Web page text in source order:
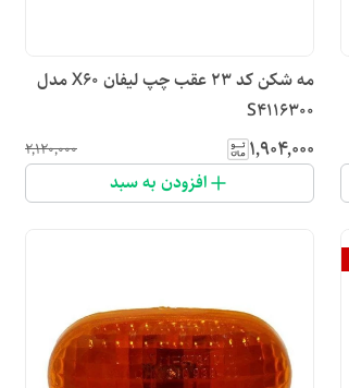
مه شکن کد ۲۳ عقب چپ لیفان X60 مدل
S4116300
۱٬۹۰۴٬۰۰۰ ۲٬۱۲۰٬۰۰۰
افزودن به سبد